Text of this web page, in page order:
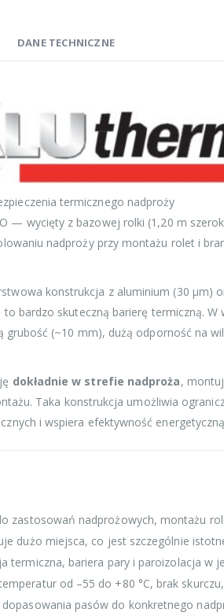
DANE TECHNICZNE
termicznego nadproży
— wycięty z bazowej rolki (1,20 m
nadproży przy montażu rolet i
konstrukcja z aluminium (30 µm)
bardzo skuteczną barierę termiczną.
(~10 mm), dużą odporność na
dokładnie w strefie nadproża,
Taka konstrukcja umożliwia
i wspiera efektywność
zastosowań nadprożowych, montażu
dużo miejsca, co jest szczególnie
termiczna, bariera pary i paroizolacja w
od –55 do +80 °C, brak
pasów do konkretnego